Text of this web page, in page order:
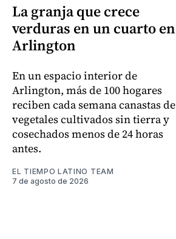
La granja que crece
verduras en un cuarto en
Arlington
En un espacio interior de
Arlington, más de 100 hogares
reciben cada semana canastas de
vegetales cultivados sin tierra y
cosechados menos de 24 horas
antes.
EL TIEMPO LATINO TEAM
7 de agosto de 2026